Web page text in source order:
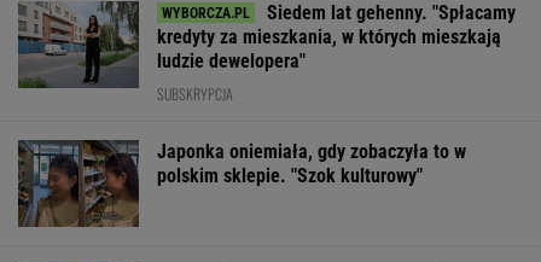
Siedem lat gehenny. "Spłacamy
kredyty za mieszkania, w których mieszkają
ludzie dewelopera"
SUBSKRYPCJA
Japonka oniemiała, gdy zobaczyła to w
polskim sklepie. "Szok kulturowy"